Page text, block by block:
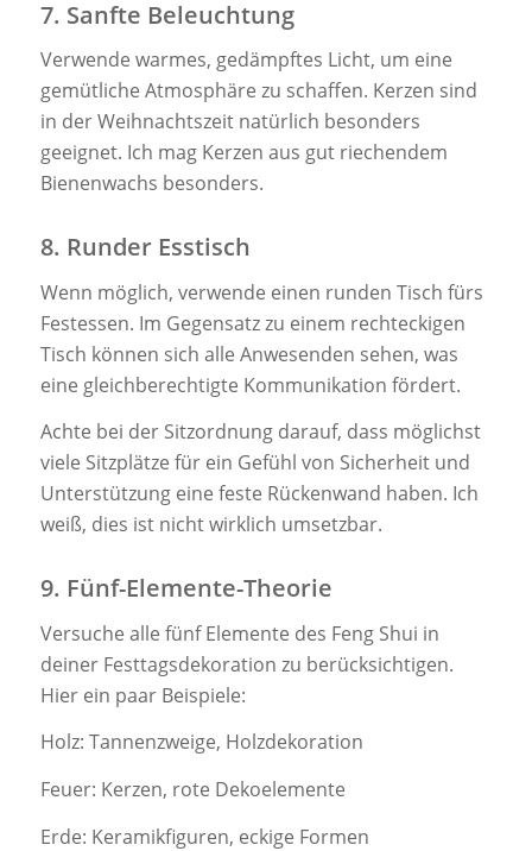
7. Sanfte Beleuchtung
Verwende warmes, gedämpftes Licht, um eine
gemütliche Atmosphäre zu schaffen. Kerzen sind
in der Weihnachtszeit natürlich besonders
geeignet. Ich mag Kerzen aus gut riechendem
Bienenwachs besonders.
8. Runder Esstisch
Wenn möglich, verwende einen runden Tisch fürs
Festessen. Im Gegensatz zu einem rechteckigen
Tisch können sich alle Anwesenden sehen, was
eine gleichberechtigte Kommunikation fördert.
Achte bei der Sitzordnung darauf, dass möglichst
viele Sitzplätze für ein Gefühl von Sicherheit und
Unterstützung eine feste Rückenwand haben. Ich
weiß, dies ist nicht wirklich umsetzbar.
9. Fünf-Elemente-Theorie
Versuche alle fünf Elemente des Feng Shui in
deiner Festtagsdekoration zu berücksichtigen.
Hier ein paar Beispiele:
Holz: Tannenzweige, Holzdekoration
Feuer: Kerzen, rote Dekoelemente
Erde: Keramikfiguren, eckige Formen